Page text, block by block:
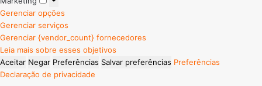
Gerenciar opções
Gerenciar serviços
Gerenciar {vendor_count} fornecedores
Leia mais sobre esses objetivos
Aceitar Negar Preferências Salvar preferências Preferências
Declaração de privacidade